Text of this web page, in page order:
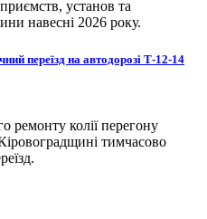
установ та
навесні 2026 року.
переїзд на автодорозі Т-12-14
ремонту колії перегону
тимчасово